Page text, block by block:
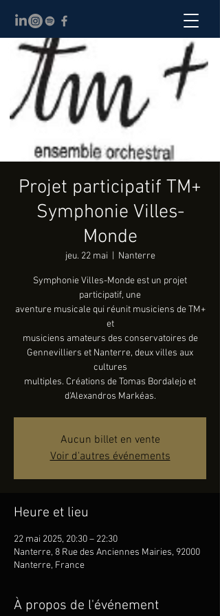
Projet participatif TM+
Symphonie Villes-
Monde
jeu. 22 mai Nanterre
Symphonie Villes-Monde est un projet
participatif, une
aventure musicale qui réunit musiciens de TM+
et
musiciens amateurs des conservatoires de
Gennevilliers et Nanterre, deux villes aux
cultures
multiples. Créations de Tomas Bordalejo et
d'Alexandros Markéas.
Aucun billet en vente
Voir d'autres événements
Heure et lieu
22 mai 2025, 20:30 – 22:30
Nanterre, 8 Rue des Anciennes Mairies, 92000
Nanterre, France
À propos de l'événement